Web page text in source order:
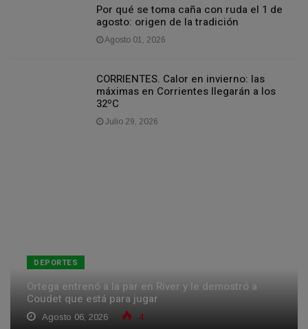
Por qué se toma caña con ruda el 1 de
agosto: origen de la tradición
Agosto 01, 2026
CORRIENTES. Calor en invierno: las
máximas en Corrientes llegarán a los
32ºC
Julio 29, 2026
DEPORTES
Ortega entrenó a la par en River y le demostró a
Coudet que está para jugar
Agosto 06, 2026 4